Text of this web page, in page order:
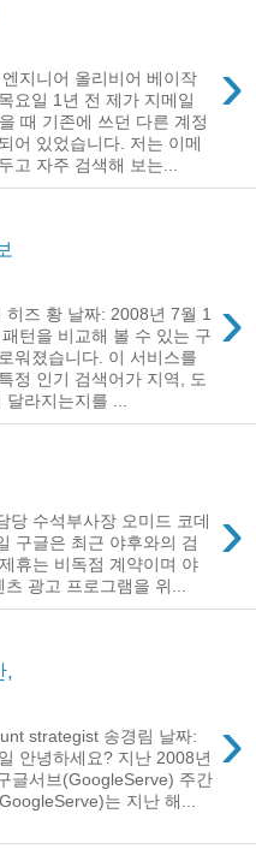
›
지니어 올리비어 베이작
요일 1년 전 제가 지메일
때 기존에 쓰던 다른 계정
어 있었습니다. 저는 이메
고 자주 검색해 보는...
›
즈 황 날짜: 2008년 7월 1
턴을 비교해 볼 수 있는 구
워졌습니다. 이 서비스를
정 인기 검색어가 지역, 도
라지는지를 ...
›
당 수석부사장 오미드 코데
구글은 최근 야후와의 검
휴는 비독점 계약이며 야
광고 프로그램을 위...
,
›
strategist 송경림 날짜:
안녕하세요? 지난 2008년
글서브(GoogleServe) 주간
는 지난 해...